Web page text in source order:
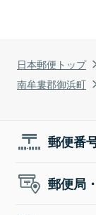
日本郵便トップ
南牟婁郡御浜町
郵便番
郵便局